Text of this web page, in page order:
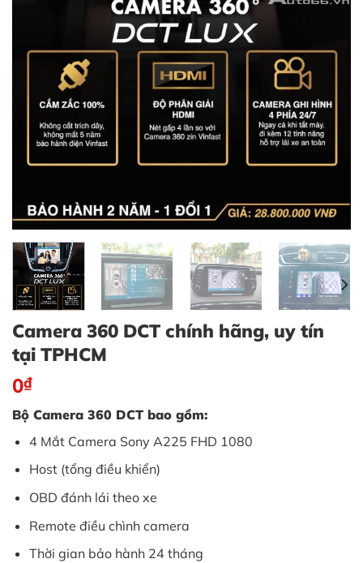
Camera 360 DCT chính hãng, uy tín
tại TPHCM
0₫
Bộ Camera 360 DCT bao gồm:
4 Mắt Camera Sony A225 FHD 1080
Host (tổng điều khiển)
OBD đánh lái theo xe
Remote điều chình camera
Thời gian bảo hành 24 tháng